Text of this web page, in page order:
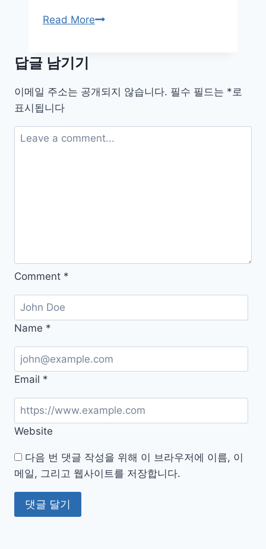
Read More스
문
을
키
방
법
답글 남기기
이메일 주소는 공개되지 않습니다. 필수 필드는 * 로
표시됩니다
Comment *
Name *
Email *
Website
다음 번 댓글 작성을 위해 이 브라우저에 이름, 이
메일, 그리고 웹사이트를 저장합니다.